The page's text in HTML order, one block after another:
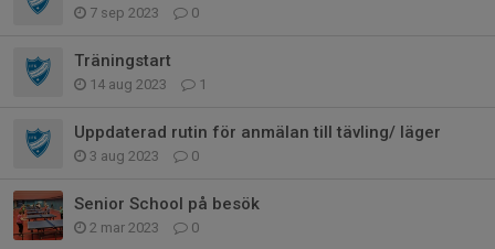
7 sep 2023 0
Träningstart
14 aug 2023 1
Uppdaterad rutin för anmälan till tävling/ läger
3 aug 2023 0
Senior School på besök
2 mar 2023 0